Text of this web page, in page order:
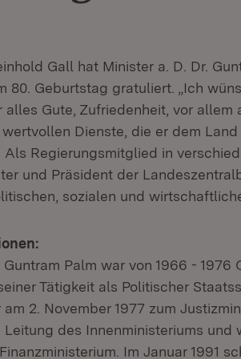
Gall hat Minister a. D. Dr.
80. Geburtstag gratuliert. „Ich
alles Gute, Zufriedenheit, vor
Dienste, die er dem
Regierungsmitglied in
und Präsident der
sozialen und
Guntram Palm war von 1966 -
Tätigkeit als Politischer
2. November 1977 zum
des Innenministeriums und
Im Januar 1991